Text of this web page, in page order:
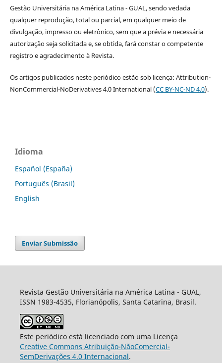
Gestão Universitária na América Latina - GUAL, sendo vedada
qualquer reprodução, total ou parcial, em qualquer meio de
divulgação, impresso ou eletrônico, sem que a prévia e necessária
autorização seja solicitada e, se obtida, fará constar o competente
registro e agradecimento à Revista.
Os artigos publicados neste periódico estão sob licença: Attribution-
NonCommercial-NoDerivatives 4.0 International (CC BY-NC-ND 4.0).
Idioma
Español (España)
Português (Brasil)
English
Enviar Submissão
Revista Gestão Universitária na América Latina - GUAL,
ISSN 1983-4535, Florianópolis, Santa Catarina, Brasil.
Este periódico está licenciado com uma Licença
Creative Commons Atribuição-NãoComercial-
SemDerivações 4.0 Internacional.